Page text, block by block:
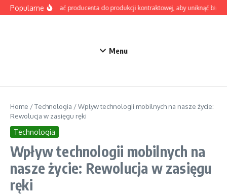
Przejdź do treści
PopularneJak wybrać producenta do produkcji kontraktowej, aby uniknąć
Menu
Home /Technologia /Wpływ technologii mobilnych na nasze życie:
Rewolucja w zasięgu ręki
Technologia
Wpływ technologii mobilnych na
nasze życie: Rewolucja w zasięgu
ręki